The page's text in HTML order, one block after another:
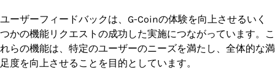
ユーザーフィードバックは、G-Coinの体験を向上させるいく
つかの機能リクエストの成功した実施につながっています。こ
れらの機能は、特定のユーザーのニーズを満たし、全体的な満
足度を向上させることを目的としています。